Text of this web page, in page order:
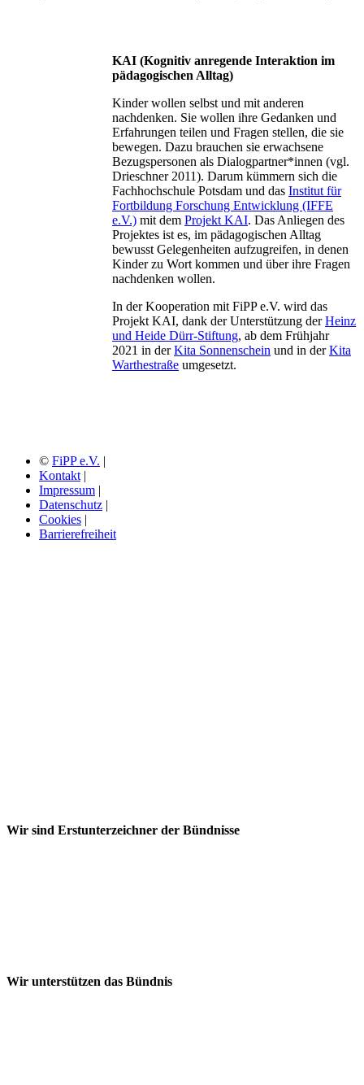
KAI (Kognitiv anregende Interaktion im
pädagogischen Alltag)
Kinder wollen selbst und mit anderen
nachdenken. Sie wollen ihre Gedanken und
Erfahrungen teilen und Fragen stellen, die sie
bewegen. Dazu brauchen sie erwachsene
Bezugspersonen als Dialogpartner*innen (vgl.
Drieschner 2011). Darum kümmern sich die
Fachhochschule Potsdam und das Institut für
Fortbildung Forschung Entwicklung (IFFE
e.V.) mit dem Projekt KAI. Das Anliegen des
Projektes ist es, im pädagogischen Alltag
bewusst Gelegenheiten aufzugreifen, in denen
Kinder zu Wort kommen und über ihre Fragen
nachdenken wollen.
In der Kooperation mit FiPP e.V. wird das
Projekt KAI, dank der Unterstützung derHeinz
und Heide Dürr-Stiftung, ab dem Frühjahr
2021 in derKita Sonnenschein und in derKita
Warthestraße umgesetzt.
© FiPP e.V. |
Kontakt |
Impressum |
Datenschutz |
Cookies |
Barrierefreiheit
Wir sind Erstunterzeichner der Bündnisse
Wir unterstützen das Bündnis